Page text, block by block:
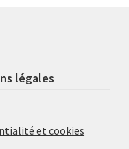
légales
et cookies